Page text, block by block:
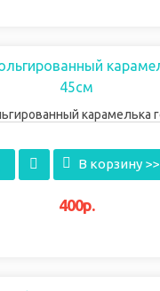
В корзину >>
400р.